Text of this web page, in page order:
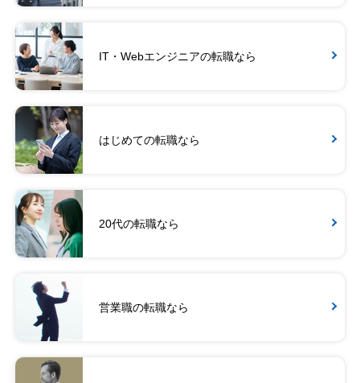
IT・Webエンジニアの転職なら
はじめての転職なら
20代の転職なら
営業職の転職なら